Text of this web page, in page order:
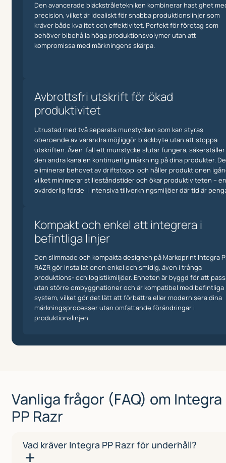
Den avancerade bläckstråletekniken kombinerar hastighet
precision, vilket är idealiskt för snabba produktionslinjer som
kräver både kvalitet och effektivitet. Perfekt för företag som
behöver bibehålla höga produktionsvolymer utan att
kompromissa med märkningens skärpa.
Avbrottsfri utskrift för ökad
produktivitet
Utrustad med två separata munstycken som kan styras
oberoende av varandra möjliggör bläckbyte utan att stoppa
utskriften. Även ifall ett munstycke slutar fungera, säkerställer
den andra kanalen kontinuerlig märkning på dina produkter.
eliminerar behovet av driftstopp och håller produktionen
vilket minimerar stilleståndstider och ökar produktiviteten – en
ovärderlig fördel i intensiva tillverkningsmiljöer där tid är
Kompakt och enkel att integrera i
befintliga linjer
Den slimmade och kompakta designen på Markoprint Integra
RAZR gör installationen enkel och smidig, även i trånga
produktions- och logistikmiljöer. Enheten är byggd för att
utan större ombyggnationer och är kompatibel med befintliga
system, vilket gör det lätt att förbättra eller modernisera dina
märkningsprocesser utan omfattande förändringar i
produktionslinjen.
Vanliga frågor (FAQ) om Integra
PP Razr
Vad kräver Integra PP Razr för underhåll?